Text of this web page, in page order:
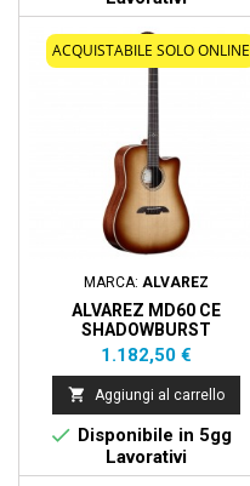
ACQUISTABILE SOLO ONLINE
MARCA: ALVAREZ
ALVAREZ MD60 CE
SHADOWBURST
Prezzo
1.182,50 €
 Aggiungi al carrello
 Disponibile in 5gg
Lavorativi